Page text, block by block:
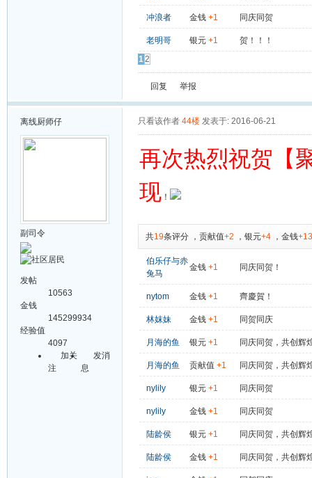
冲浪者 金钱 +1 同庆同贺
老明哥 银元 +1
贺！！！
12
回复 举报
离线厨师仔
副司令
发帖
10563
金钱
145299934
经验值
4097
加关
注
发消
息
只看该作者 44楼 发表于: 2016-06-21
再次热烈祝贺【
现 ！
共19条评分 ， 贡献值+2 ， 银元+4 ， 金钱+13
伯乐仔与赤
兔马
金钱 +1 同庆同贺！
nytom 金钱 +1 齊慶賀！
林妺妹 金钱 +1 同贺同庆
月海的鱼 银元 +1 同庆同贺，共创辉
月海的鱼 贡献值 +1 同庆同贺，共创辉
nylily 银元 +1 同庆同贺
nylily 金钱 +1 同庆同贺
陆龄侯 银元 +1 同庆同贺，共创辉
陆龄侯 金钱 +1 同庆同贺，共创辉